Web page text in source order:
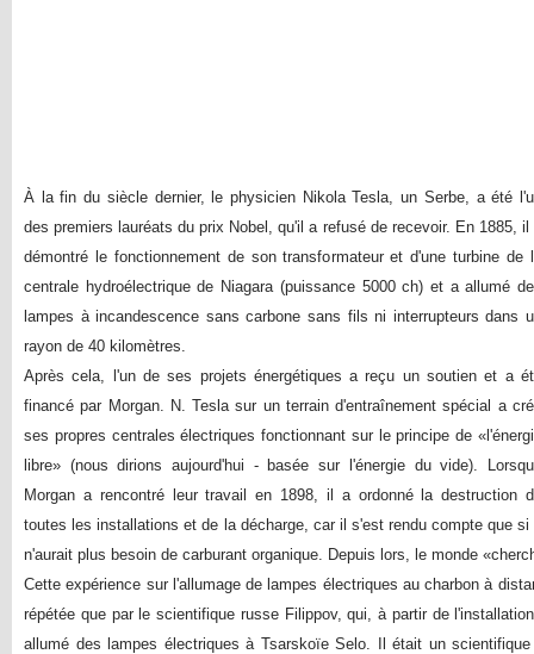
À la fin du siècle dernier, le physicien Nikola Tesla, un Serbe, a été
des premiers lauréats du prix Nobel, qu'il a refusé de recevoir. En 1885, il
démontré le fonctionnement de son transformateur et d'une turbine de
centrale hydroélectrique de Niagara (puissance 5000 ch) et a allumé
lampes à incandescence sans carbone sans fils ni interrupteurs dans
rayon de 40 kilomètres.
Après cela, l'un de ses projets énergétiques a reçu un soutien et a
financé par Morgan. N. Tesla sur un terrain d'entraînement spécial a
ses propres centrales électriques fonctionnant sur le principe de
libre» (nous dirions aujourd'hui - basée sur l'énergie du vide).
Morgan a rencontré leur travail en 1898, il a ordonné la destruction
toutes les installations et de la décharge, car il s'est rendu compte que
n'aurait plus besoin de carburant organique. Depuis lors, le monde
Cette expérience sur l'allumage de lampes électriques au charbon à
répétée que par le scientifique russe Filippov, qui, à partir de
allumé des lampes électriques à Tsarskoïe Selo. Il était un